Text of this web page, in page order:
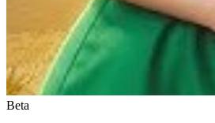
Beta